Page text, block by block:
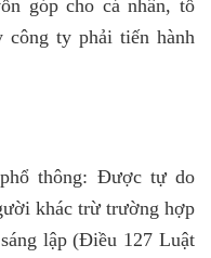
góp cho cá nhân, tổ
ty phải tiến hành
thông: Được tự do
khác trừ trường hợp
lập (Điều 127 Luật